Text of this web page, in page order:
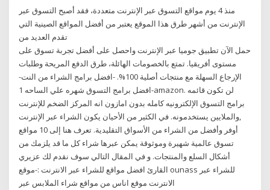
منذ 4 يوم مواقع التسوق عبر الإنترنت متعددة، فقد أصبح التسوق عبر
الإنترنت من أشهر طرق هذا الموقع يعتبر من أفضل المواقع الصينية التي
حمل الآن تطبيق جوميا عبر الإنترنت واحصل على أفضل تجربة تسوق على
مستوى أفريقيا. تمتع بالخصومات الهائلة، طرق الدفع المريحة وطلبات
الإرجاع السهلة مع منتجات أصلية 100%. -افضل برامج الشراء من النت-
افضل برامج التسوق شهره علي الساحه 1-amazon. لن تكون قائمه
برامج التسوق الإلكترونيه كامله بدون امازون انه المركز الضخم للإنترنت
,والملايين يستخدمونه. في الكثير من الأحيان يكون الشراء عبر الإنترنت
أوفر وأفضل من الشراء من الأسواق التقليدية. تعرف هنا إلى 10 مواقع
تسوق عالمية شهيرة وموثوقة يمكن عبرها شراء كل ما قد يلزمك من
أشكال السلع والمنتجات. و في المقال التالي سوف نقدم لك عزيري
القارئ افضل مواقع للشراء عبر الانترنت :-موقع ounass للشراء عبر
الانترنت موقع اناس من مواقع شراء الملابس عبر